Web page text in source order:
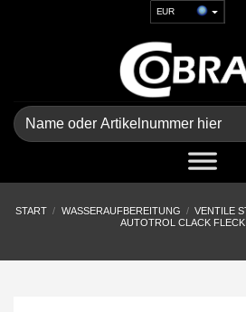
EUR
GBP
CHF
UAH
Suchen
nach:
START / WASSERAUFBEREITUNG / VENTILE
AUTOTROL CLACK